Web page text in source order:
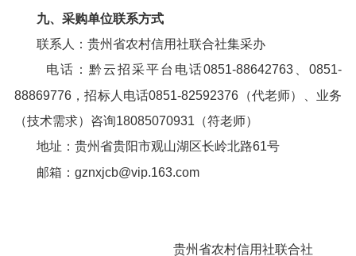
九、采购单位联系方式
联系人：贵州省农村信用社联合社集采办
电话：黔云招采平台电话0851-88642763、0851-
88869776，招标人电话0851-82592376（代老师）、业务
（技术需求）咨询18085070931（符老师）
地址：贵州省贵阳市观山湖区长岭北路61号
邮箱：gznxjcb@vip.163.com
贵州省农村信用社联合社